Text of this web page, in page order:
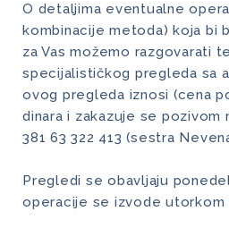
O detaljima eventualne
kombinacije metoda) koja bi
za Vas možemo razgovarati
specijalističkog pregleda sa
ovog pregleda iznosi (cena
dinara i zakazuje se pozivom
381 63 322 413 (sestra
Pregledi se obavljaju
operacije se izvode utorkom